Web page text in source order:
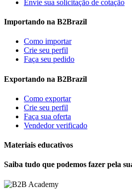
Envie sua solicitação de cotação
Importando na B2Brazil
Como importar
Crie seu perfil
Faça seu pedido
Exportando na B2Brazil
Como exportar
Crie seu perfil
Faça sua oferta
Vendedor verificado
Materiais educativos
Saiba tudo que podemos fazer pela